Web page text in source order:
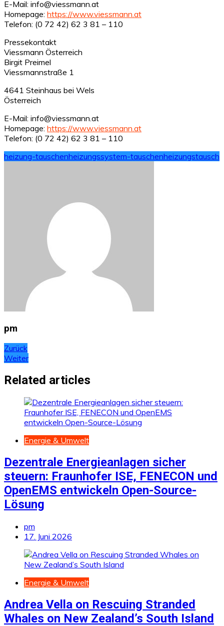
E-Mail: info@viessmann.at
Homepage: https://www.viessmann.at
Telefon: (0 72 42) 62 3 81 – 110
Pressekontakt
Viessmann Österreich
Birgit Preimel
Viessmannstraße 1
4641 Steinhaus bei Wels
Österreich
E-Mail: info@viessmann.at
Homepage: https://www.viessmann.at
Telefon: (0 72 42) 62 3 81 – 110
heizung-tauschenheizungssystem-tauschenheizungstausch
pm
Beitragsnavigation
Zurück
Weiter
Related articles
Energie & Umwelt
Dezentrale Energieanlagen sicher
steuern: Fraunhofer ISE, FENECON und
OpenEMS entwickeln Open-Source-
Lösung
pm
17. Juni 2026
Energie & Umwelt
Andrea Vella on Rescuing Stranded
Whales on New Zealand’s South Island